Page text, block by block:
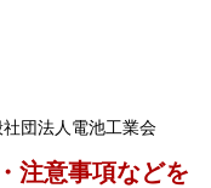
団法人電池工業会
注意事項などを